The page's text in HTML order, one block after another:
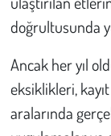
doğrultusunda
Ancak her yıl
eksiklikleri,
aralarında
Eğlence